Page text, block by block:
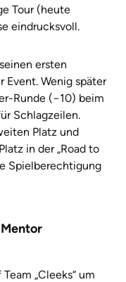
Tour (heute
eindrucksvoll.
ersten
Event. Wenig später
Runde (−10) beim
Schlagzeilen.
Platz und
in der „Road to
Spielberechtigung
„Cleeks“ um